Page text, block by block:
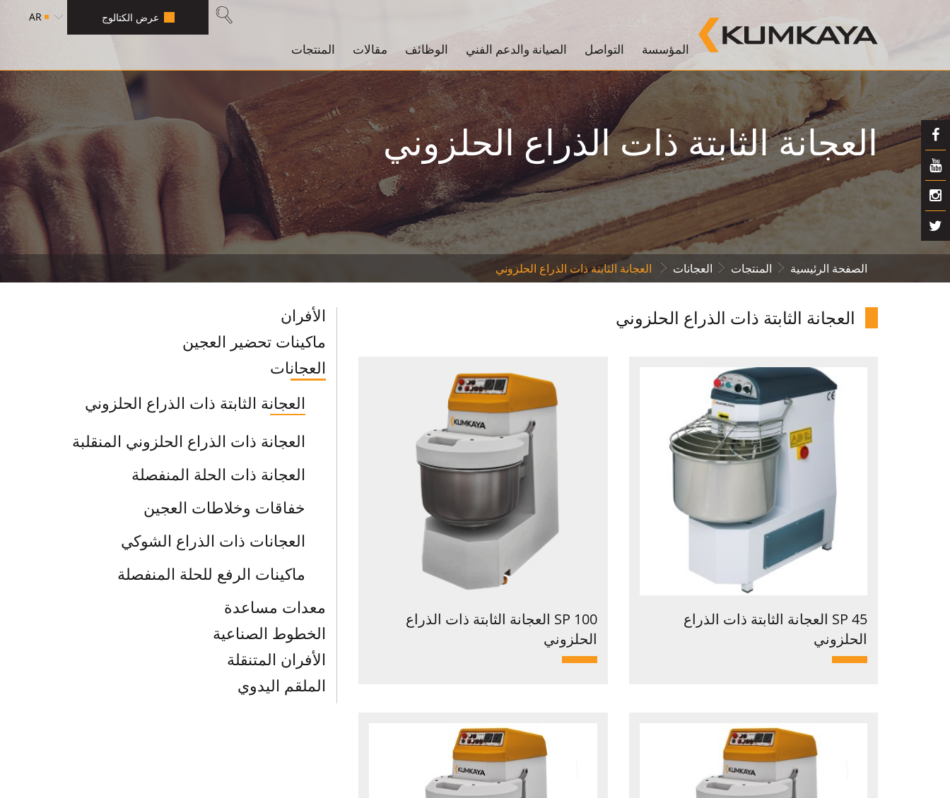
المنتجات مقالات الوظائف الصيانة والدعم الفني التواصل المؤسسة
عرض الكتالوج AR
العجانة الثابتة ذات الذراع الحلزوني
الصفحة الرئيسية المنتجات العجانات العجانة الثابتة ذات الذراع الحلزوني
الأفران
ماكينات تحضير العجين
العجانات
العجانة الثابتة ذات الذراع الحلزوني
العجانة ذات الذراع الحلزوني المنقلبة
العجانة ذات الحلة المنفصلة
خفاقات وخلاطات العجين
العجانات ذات الذراع الشوكي
ماكينات الرفع للحلة المنفصلة
معدات مساعدة
الخطوط الصناعية
الأفران المتنقلة
الملقم اليدوي
العجانة الثابتة ذات الذراع الحلزوني
SP 100 العجانة الثابتة ذات الذراع
الحلزوني
SP 45 العجانة الثابتة ذات الذراع
الحلزوني